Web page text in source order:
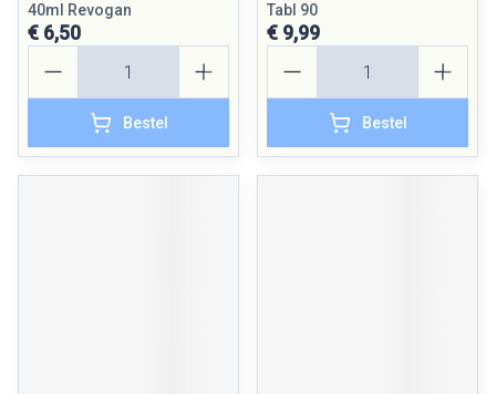
40ml Revogan
€ 6,50
Bestel
Tabl 90
€ 9,99
Bestel